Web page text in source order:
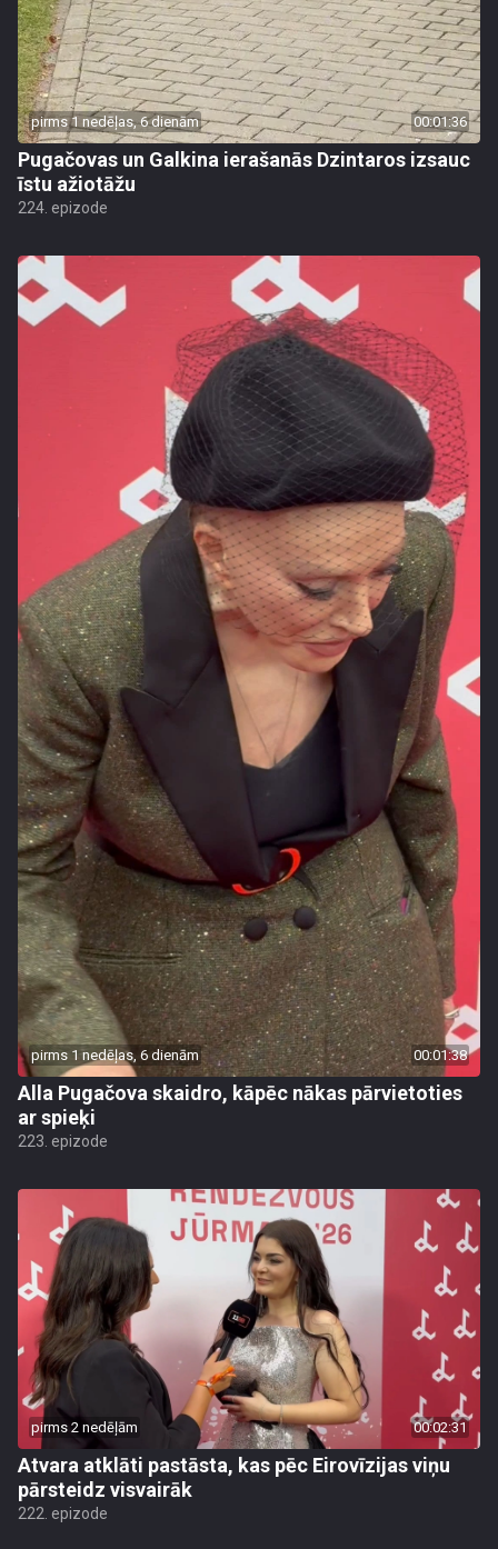
pirms 1 nedēļas, 6 dienām 00:01:36
Pugačovas un Galkina ierašanās Dzintaros izsauc
īstu ažiotāžu
224. epizode
pirms 1 nedēļas, 6 dienām 00:01:38
Alla Pugačova skaidro, kāpēc nākas pārvietoties
ar spieķi
223. epizode
pirms 2 nedēļām 00:02:31
Atvara atklāti pastāsta, kas pēc Eirovīzijas viņu
pārsteidz visvairāk
222. epizode